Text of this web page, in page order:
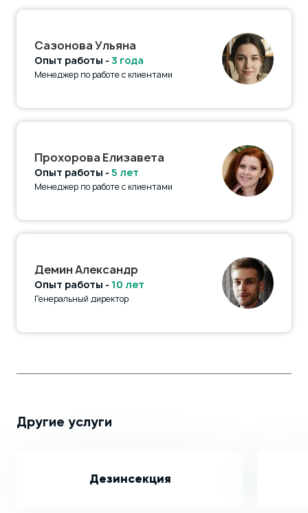
Сазонова Ульяна
Опыт работы - 3 года
Менеджер по работе с клиентами
Прохорова Елизавета
Опыт работы - 5 лет
Менеджер по работе с клиентами
Демин Александр
Опыт работы - 10 лет
Генеральный директор
Другие услуги
Дезинсекция